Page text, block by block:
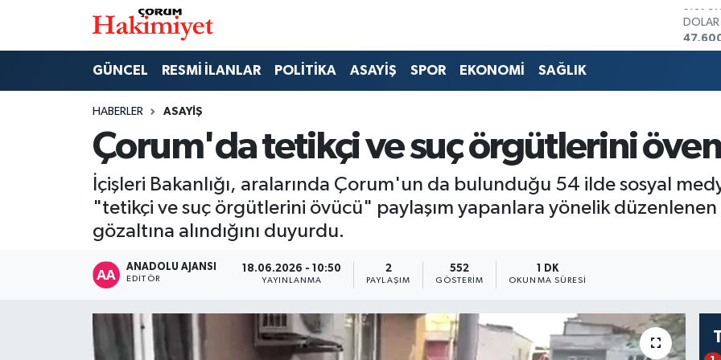
DOLAR
EURO
13.768
GÜNCEL RESMİ İLANLAR POLİTİKA ASAYİŞ SPOR EKONOMİ SAĞLIK
HABERLER ASAYİŞ
Çorum'da tetikçi ve suç örgütlerini
İçişleri Bakanlığı, aralarında Çorum'un da bulunduğu 54 ilde sosyal
"tetikçi ve suç örgütlerini övücü" paylaşım yapanlara yönelik
gözaltına alındığını duyurdu.
ANADOLU AJANSI
EDITÖR
18.06.2026 - 10:50
YAYINLANMA
2
PAYLAŞIM
552
GÖSTERIM
1 DK
OKUNMA SÜRESI
SAĞLIK
EKONOMİ
GÜNCEL
EĞİTİM
Nöbetçi Eczaneler
Çorum Namaz Vakitleri
Trafik Durumu
Süper Lig Puan Durumu ve Fikstür
Tüm Manşetler
Haber Arşivi